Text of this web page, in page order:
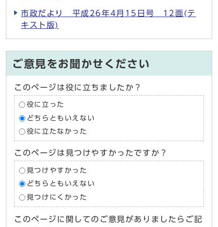
市政だより 平成26年4月15日号 12面(テ
キスト版)
ご意見をお聞かせください
このページは役に立ちましたか？
役に立った
どちらともいえない
役に立たなかった
このページは見つけやすかったですか？
見つけやすかった
どちらともいえない
見つけにくかった
このページに関してのご意見がありましたらご記